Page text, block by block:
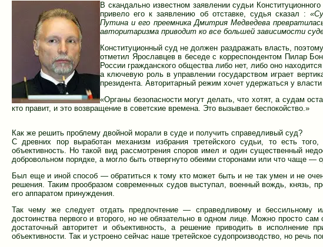
В скандально известном заявлении судьи
привело его к заявлению об отставке, судья сказал :
Путина и его преемника Дмитрия Медведева
авторитаризма приводит ко все большей зависимости
Конституционный суд не должен раздражать власть,
отметил Ярославцев в беседе с корреспондентом Пилар
России гражданского общества либо нет, либо оно
а ключевую роль в управлении государством играет
президента. Авторитарный режим хочет удержаться у
«Органы безопасности могут делать, что хотят, а судам
кто правит, и это возвращение в советские времена. Это вызывает беспокойство.»
Как же решить проблему двойной морали в суде и получить справедливый суд?
С древних пор выработан механизм избрания третейского судьи, то есть
объективность. Но такой вид рассмотрения споров имел и один существенный
добровольном порядке, а могло быть отвергнуто обеими сторонами или что чаще —
Был еще и иной способ — обратиться к тому кто может быть и не так умен и не
решения. Таким прообразом современных судов выступал, военный вождь, князь,
его аппаратом принуждения.
Так чему же следует отдать предпочтение — справедливому и бессильному
достоинства первого и второго, но не обязательно в одном лице. Можно просто
достаточный авторитет и объективность, а решение приводить в
объективности. Так и устроено сейчас наше третейское судопроизводство, но речь